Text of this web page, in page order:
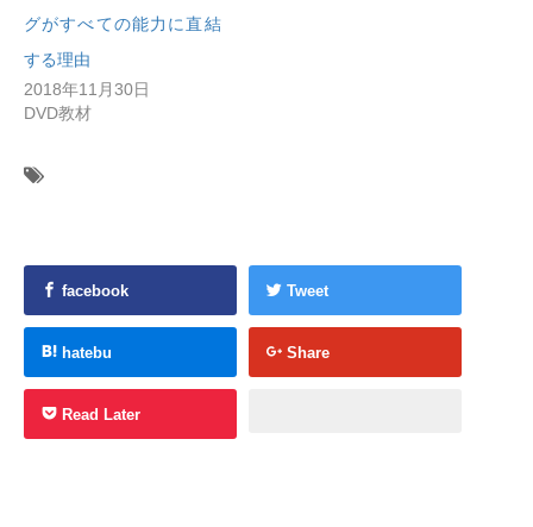
グがすべての能力に直結
する理由
2018年11月30日
DVD教材
facebook Tweet
hatebu Share
Read Later